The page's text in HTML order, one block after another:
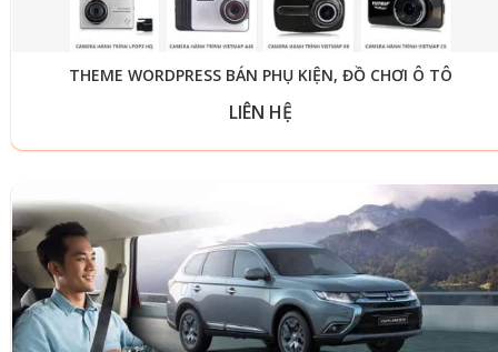
THEME WORDPRESS BÁN PHỤ KIỆN, ĐỒ CHƠI Ô TÔ
LIÊN HỆ